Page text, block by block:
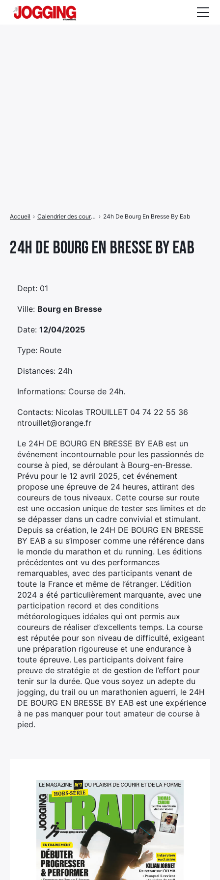
24h De Bourg En Bresse By Eab
Accueil › Calendrier des courses › 24h De Bourg En Bresse By Eab
Dept: 01
Ville: Bourg en Bresse
Date: 12/04/2025
Type: Route
Distances: 24h
Informations: Course de 24h.
Contacts: Nicolas TROUILLET 04 74 22 55 36
ntrouillet@orange.fr
Le 24H DE BOURG EN BRESSE BY EAB est un
événement incontournable pour les passionnés de
course à pied, se déroulant à Bourg-en-Bresse.
Prévu pour le 12 avril 2025, cet événement
propose une épreuve de 24 heures, attirant des
coureurs de tous niveaux. Cette course sur route
est une occasion unique de tester ses limites et de
se dépasser dans un cadre convivial et stimulant.
Depuis sa création, le 24H DE BOURG EN BRESSE
BY EAB a su s’imposer comme une référence dans
le monde du marathon et du running. Les éditions
précédentes ont vu des performances
remarquables, avec des participants venant de
toute la France et même de l’étranger. L’édition
2024 a été particulièrement marquante, avec une
participation record et des conditions
météorologiques idéales qui ont permis aux
coureurs de réaliser d’excellents temps. La course
est réputée pour son niveau de difficulté, exigeant
une préparation rigoureuse et une endurance à
toute épreuve. Les participants doivent faire
preuve de stratégie et de gestion de l’effort pour
tenir sur la durée. Que vous soyez un adepte du
jogging, du trail ou un marathonien aguerri, le 24H
DE BOURG EN BRESSE BY EAB est une expérience
à ne pas manquer pour tout amateur de course à
pied.
de
ÉlémentÉlément